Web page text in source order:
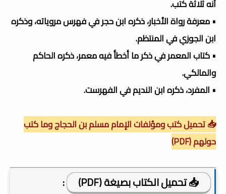
أنه ثلاثة كتب.
• معرفة رواة الأخبار، ذكره ابن حجر في فهرس مروياته، وذكره
ابن الجوزي في المنتظم.
• كتاب المعمر في ذكر ما أخطأ فيه معمر، ذكره الحاكم
والمالكي.
• المفرد، ذكره ابن النديم في الفهرست.
📥 تحميل كتب ومؤلفات الإمام مسلم بن الحجاج وما كتب
حولهم (PDF)
📥 تحميل الكتاب بصيغة (PDF)
: